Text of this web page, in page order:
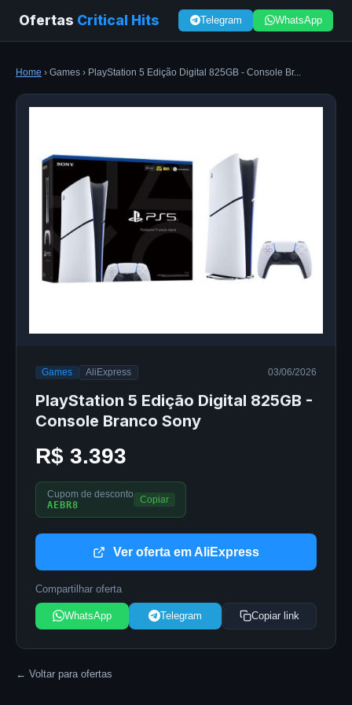
Ofertas Critical Hits Telegram WhatsApp
Home › Games › PlayStation 5 Edição Digital 825GB - Console Br...
Games AliExpress 03/06/2026
PlayStation 5 Edição Digital 825GB -
Console Branco Sony
R$ 3.393
Cupom de desconto
AEBR8
Copiar
Ver oferta em AliExpress
Compartilhar oferta
WhatsApp Telegram Copiar link
← Voltar para ofertas